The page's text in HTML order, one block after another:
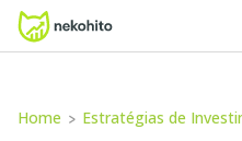
Home > Estratégias de